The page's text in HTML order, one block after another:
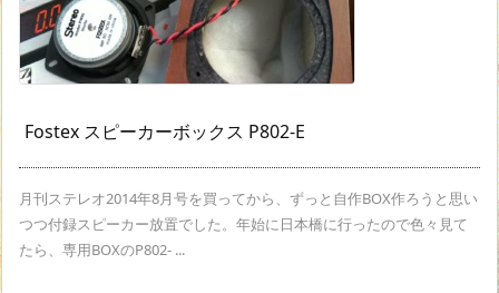
Fostex スピーカーボックス P802-E
月刊ステレオ2014年8月号を買ってから、ずっと自作BOX作ろうと思い
つつ付録スピーカー放置でした。年始に日本橋に行ったので色々見て
たら、専用BOXのP802- ...